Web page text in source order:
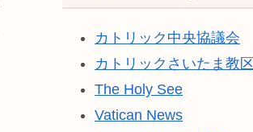
カトリック中央協議会
カトリックさいたま教区
The Holy See
Vatican News